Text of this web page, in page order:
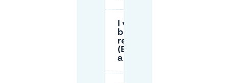
I visitatori hanno
bisogno di un permesso
residente
(Bewohnerparkausweis)
a Heerdt?